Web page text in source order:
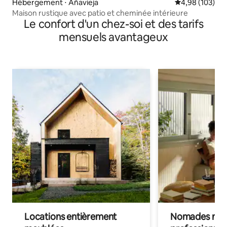
Hébergement ⋅ Añavieja Évaluation
4,98 (103)
Maison rustique avec patio et cheminée intérieure
Le confort d'un chez-soi et des tarifs
mensuels avantageux
Locations entièrement
Nomades